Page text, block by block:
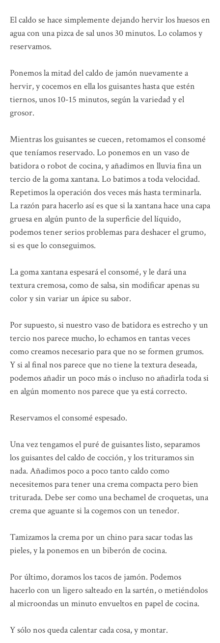
El caldo se hace simplemente dejando hervir los huesos en
agua con una pizca de sal unos 30 minutos. Lo colamos y
reservamos.
Ponemos la mitad del caldo de jamón nuevamente a
hervir, y cocemos en ella los guisantes hasta que estén
tiernos, unos 10-15 minutos, según la variedad y el
grosor.
Mientras los guisantes se cuecen, retomamos el consomé
que teníamos reservado. Lo ponemos en un vaso de
batidora o robot de cocina, y añadimos en lluvia fina un
tercio de la goma xantana. Lo batimos a toda velocidad.
Repetimos la operación dos veces más hasta terminarla.
La razón para hacerlo así es que si la xantana hace una capa
gruesa en algún punto de la superficie del líquido,
podemos tener serios problemas para deshacer el grumo,
si es que lo conseguimos.
La goma xantana espesará el consomé, y le dará una
textura cremosa, como de salsa, sin modificar apenas su
color y sin variar un ápice su sabor.
Por supuesto, si nuestro vaso de batidora es estrecho y un
tercio nos parece mucho, lo echamos en tantas veces
como creamos necesario para que no se formen grumos.
Y si al final nos parece que no tiene la textura deseada,
podemos añadir un poco más o incluso no añadirla toda si
en algún momento nos parece que ya está correcto.
Reservamos el consomé espesado.
Una vez tengamos el puré de guisantes listo, separamos
los guisantes del caldo de cocción, y los trituramos sin
nada. Añadimos poco a poco tanto caldo como
necesitemos para tener una crema compacta pero bien
triturada. Debe ser como una bechamel de croquetas, una
crema que aguante si la cogemos con un tenedor.
Tamizamos la crema por un chino para sacar todas las
pieles, y la ponemos en un biberón de cocina.
Por último, doramos los tacos de jamón. Podemos
hacerlo con un ligero salteado en la sartén, o metiéndolos
al microondas un minuto envueltos en papel de cocina.
Y sólo nos queda calentar cada cosa, y montar.